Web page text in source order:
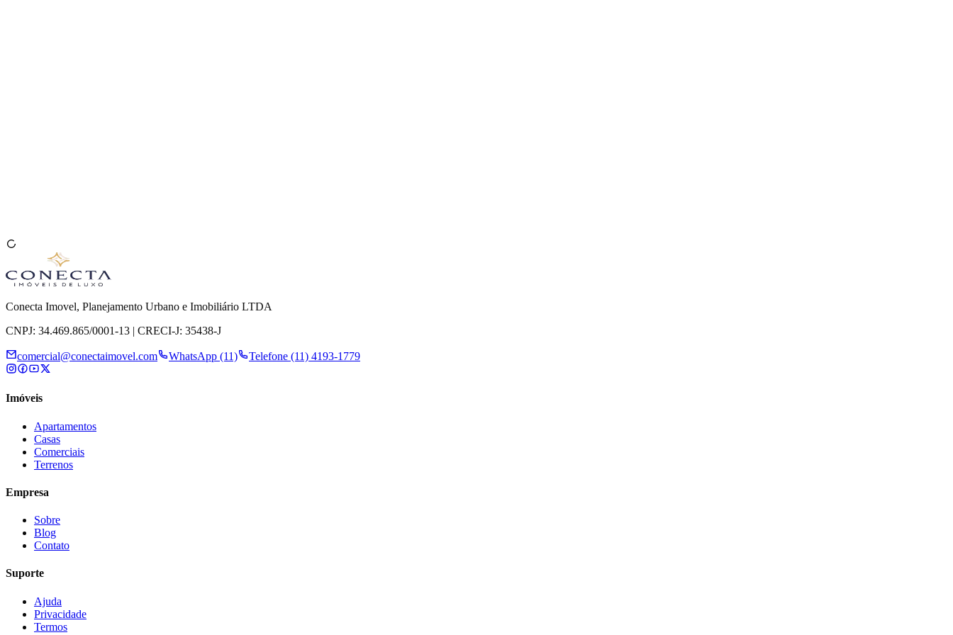
Conecta Imovel, Planejamento Urbano e Imobiliário LTDA
CNPJ: 34.469.865/0001-13 | CRECI-J: 35438-J
comercial@conectaimovel.com WhatsApp (11) Telefone (11) 4193-1779
Imóveis
Apartamentos
Casas
Comerciais
Terrenos
Empresa
Sobre
Blog
Contato
Suporte
Ajuda
Privacidade
Termos